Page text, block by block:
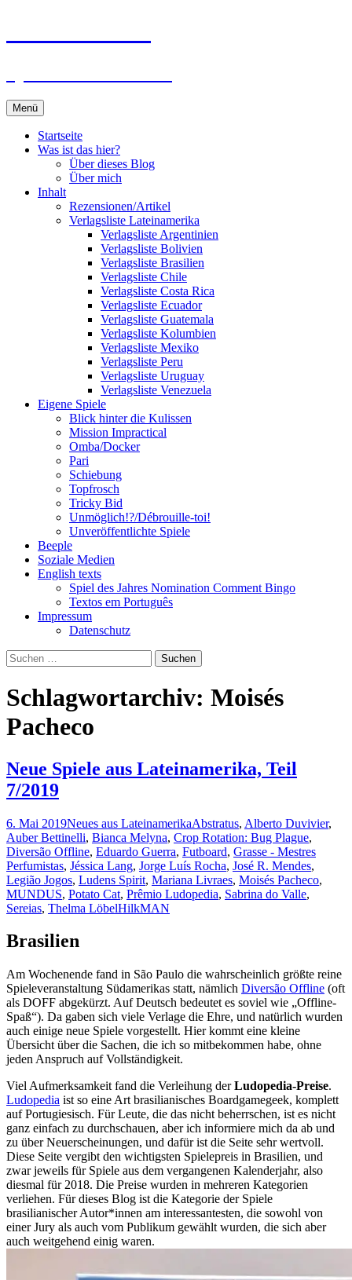
Menü
Startseite
Was ist das hier?
Über dieses Blog
Über mich
Inhalt
Rezensionen/Artikel
Verlagsliste Lateinamerika
Verlagsliste Argentinien
Verlagsliste Bolivien
Verlagsliste Brasilien
Verlagsliste Chile
Verlagsliste Costa Rica
Verlagsliste Ecuador
Verlagsliste Guatemala
Verlagsliste Kolumbien
Verlagsliste Mexiko
Verlagsliste Peru
Verlagsliste Uruguay
Verlagsliste Venezuela
Eigene Spiele
Blick hinter die Kulissen
Mission Impractical
Omba/Docker
Pari
Schiebung
Topfrosch
Tricky Bid
Unmöglich!?/Débrouille-toi!
Unveröffentlichte Spiele
Beeple
Soziale Medien
English texts
Spiel des Jahres Nomination Comment Bingo
Textos em Português
Impressum
Datenschutz
Suchen
nach:
Schlagwortarchiv: Moisés
Pacheco
Neue Spiele aus Lateinamerika, Teil
7/2019
6. Mai 2019Neues aus LateinamerikaAbstratus, Alberto Duvivier,
Auber Bettinelli, Bianca Melyna, Crop Rotation: Bug Plague,
Diversão Offline, Eduardo Guerra, Futboard, Grasse - Mestres
Perfumistas, Jéssica Lang, Jorge Luís Rocha, José R. Mendes,
Legião Jogos, Ludens Spirit, Mariana Livraes, Moisés Pacheco,
MUNDUS, Potato Cat, Prêmio Ludopedia, Sabrina do Valle,
Sereias, Thelma LöbelHilkMAN
Brasilien
Am Wochenende fand in São Paulo die wahrscheinlich größte reine
Spieleveranstaltung Südamerikas statt, nämlich Diversão Offline (oft
als DOFF abgekürzt. Auf Deutsch bedeutet es soviel wie „Offline-
Spaß“). Da gaben sich viele Verlage die Ehre, und natürlich wurden
auch einige neue Spiele vorgestellt. Hier kommt eine kleine
Übersicht über die Sachen, die ich so mitbekommen habe, ohne
jeden Anspruch auf Vollständigkeit.
Viel Aufmerksamkeit fand die Verleihung derLudopedia-Preise.
Ludopedia ist so eine Art brasilianisches Boardgamegeek, komplett
auf Portugiesisch. Für Leute, die das nicht beherrschen, ist es nicht
ganz einfach zu durchschauen, aber ich informiere mich da ab und
zu über Neuerscheinungen, und dafür ist die Seite sehr wertvoll.
Diese Seite vergibt den wichtigsten Spielepreis in Brasilien, und
zwar jeweils für Spiele aus dem vergangenen Kalenderjahr, also
diesmal für 2018. Die Preise wurden in mehreren Kategorien
verliehen. Für dieses Blog ist die Kategorie der Spiele
brasilianischer Autor*innen am interessantesten, die sowohl von
einer Jury als auch vom Publikum gewählt wurden, die sich aber
auch weitgehend einig waren.